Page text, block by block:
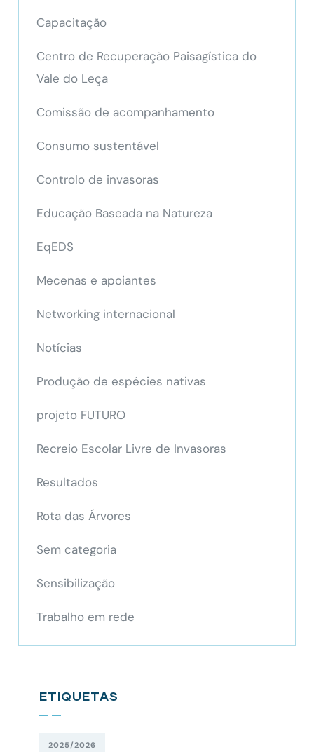
Capacitação
Centro de Recuperação Paisagística do
Vale do Leça
Comissão de acompanhamento
Consumo sustentável
Controlo de invasoras
Educação Baseada na Natureza
EqEDS
Mecenas e apoiantes
Networking internacional
Notícias
Produção de espécies nativas
projeto FUTURO
Recreio Escolar Livre de Invasoras
Resultados
Rota das Árvores
Sem categoria
Sensibilização
Trabalho em rede
ETIQUETAS
2025/2026